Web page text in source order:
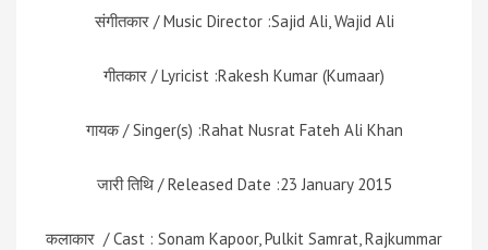
संगीतकार / Music Director :Sajid Ali, Wajid Ali
गीतकार / Lyricist :Rakesh Kumar (Kumaar)
गायक / Singer(s) :Rahat Nusrat Fateh Ali Khan
जारी तिथि / Released Date :23 January 2015
कलाकार / Cast : Sonam Kapoor, Pulkit Samrat, Rajkummar